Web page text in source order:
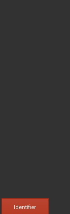
Identifier